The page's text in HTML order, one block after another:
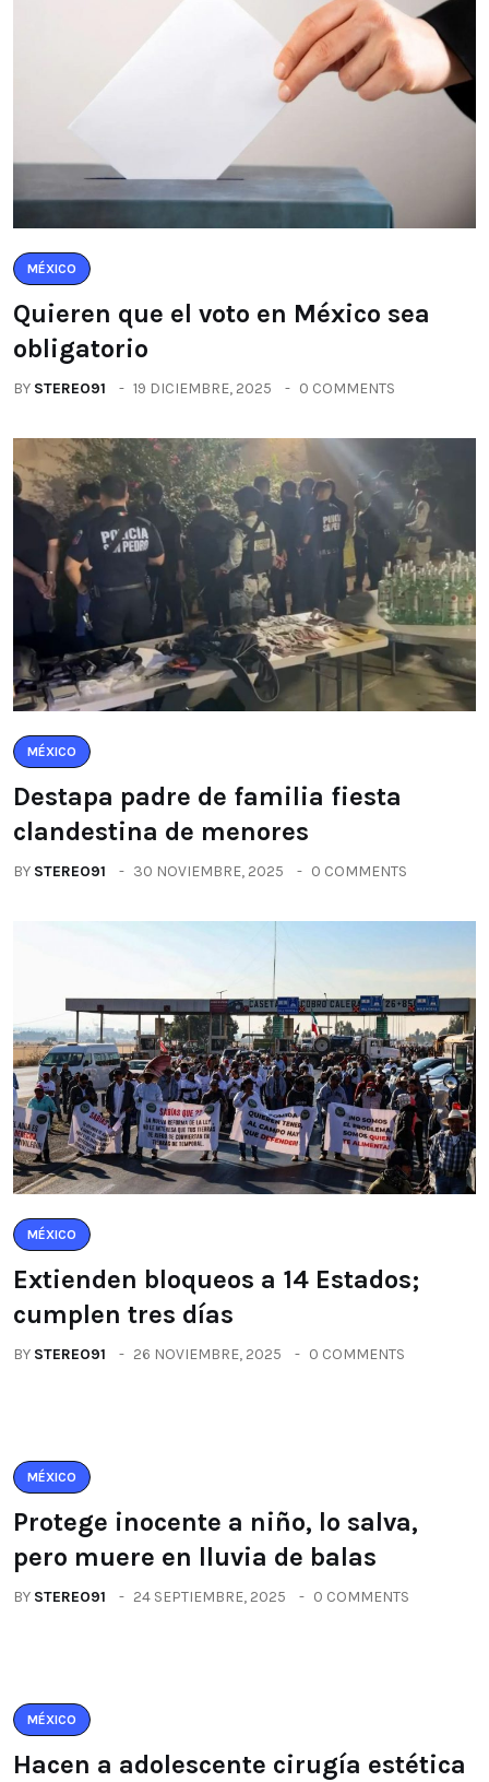
MÉXICO
Quieren que el voto en México sea
obligatorio
BY STEREO91 19 DICIEMBRE, 2025 0 COMMENTS
MÉXICO
Destapa padre de familia fiesta
clandestina de menores
BY STEREO91 30 NOVIEMBRE, 2025 0 COMMENTS
MÉXICO
Extienden bloqueos a 14 Estados;
cumplen tres días
BY STEREO91 26 NOVIEMBRE, 2025 0 COMMENTS
MÉXICO
Protege inocente a niño, lo salva,
pero muere en lluvia de balas
BY STEREO91 24 SEPTIEMBRE, 2025 0 COMMENTS
MÉXICO
Hacen a adolescente cirugía estética